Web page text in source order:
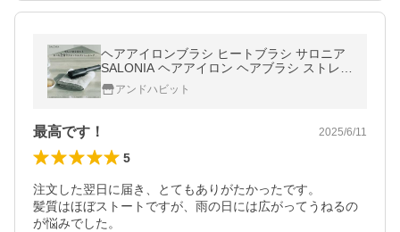
ヘアアイロンブラシ ヒートブラシ サロニア
SALONIA ヘアアイロン ヘアブラシ ストレー
ト 友人 家族 女性 プレゼント ストレートア
イロンアンドハビット
最高です！ 2025/6/11
5
注文した翌日に届き、とてもありがたかったです。
髪質はほぼストートですが、雨の日には広がってうねるの
が悩みでした。